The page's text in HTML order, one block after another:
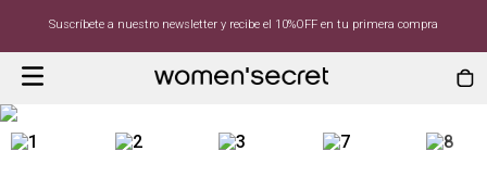
Suscríbete a nuestro newsletter y recibe el 10%OFF en tu primera compra